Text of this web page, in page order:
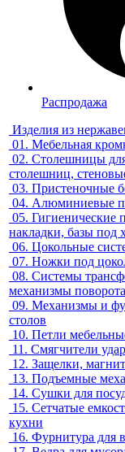
Распродажа
Изделия из
01. Мебельная
02. Столешницы
столешниц,
03. Пристеночные
04. Алюминиевые
05. Гигиенические
накладки, базы под
06. Цокольные
07. Ножки под
08. Системы
механизмы поворота
09. Механизмы и
столов
10. Петли
11. Смягчители
12. Защелки,
13. Подъемные
14. Сушки для
15. Сетчатые
кухни
16. Фурнитура для